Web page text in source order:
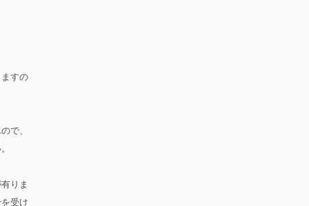
すの
で、
りま
受け